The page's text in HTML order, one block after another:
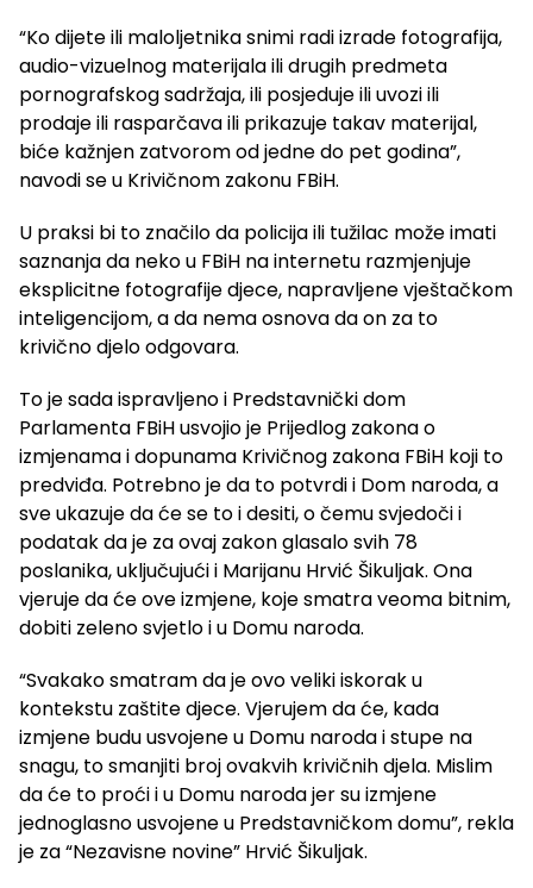
“Ko dijete ili maloljetnika snimi radi izrade fotografija,
audio-vizuelnog materijala ili drugih predmeta
pornografskog sadržaja, ili posjeduje ili uvozi ili
prodaje ili rasparčava ili prikazuje takav materijal,
biće kažnjen zatvorom od jedne do pet godina”,
navodi se u Krivičnom zakonu FBiH.
U praksi bi to značilo da policija ili tužilac može imati
saznanja da neko u FBiH na internetu razmjenjuje
eksplicitne fotografije djece, napravljene vještačkom
inteligencijom, a da nema osnova da on za to
krivično djelo odgovara.
To je sada ispravljeno i Predstavnički dom
Parlamenta FBiH usvojio je Prijedlog zakona o
izmjenama i dopunama Krivičnog zakona FBiH koji to
predviđa. Potrebno je da to potvrdi i Dom naroda, a
sve ukazuje da će se to i desiti, o čemu svjedoči i
podatak da je za ovaj zakon glasalo svih 78
poslanika, uključujući i Marijanu Hrvić Šikuljak. Ona
vjeruje da će ove izmjene, koje smatra veoma bitnim,
dobiti zeleno svjetlo i u Domu naroda.
“Svakako smatram da je ovo veliki iskorak u
kontekstu zaštite djece. Vjerujem da će, kada
izmjene budu usvojene u Domu naroda i stupe na
snagu, to smanjiti broj ovakvih krivičnih djela. Mislim
da će to proći i u Domu naroda jer su izmjene
jednoglasno usvojene u Predstavničkom domu”, rekla
je za “Nezavisne novine” Hrvić Šikuljak.